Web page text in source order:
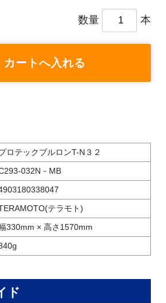
数量 本
ロテックブルロンT-N３２
032N－MB
テラモト)
330mm × 高さ1570mm
ド